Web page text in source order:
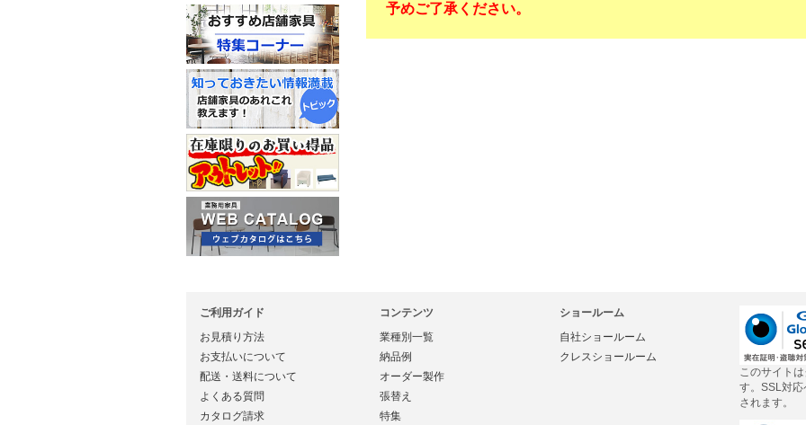
予めご了承ください。
ご利用ガイド
お見積り方法
お支払いについて
配送・送料について
よくある質問
カタログ請求
コンテンツ
業種別一覧
納品例
オーダー製作
張替え
特集
ショールーム
自社ショールーム
クレスショールーム
このサイト
す。SSL対
されます。